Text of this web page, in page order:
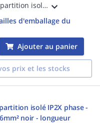
Bornier de répartition isolé IP2X noir pour Phase avec 8 connexions 1,5mm² à 16mm²- longueur 75mm, à fixer sur rail, support universel ou barreau plat 12x2mm
d'emballage du
Ajouter au panier
prix et les stocks
isolé IP2X phase -
noir - longueur